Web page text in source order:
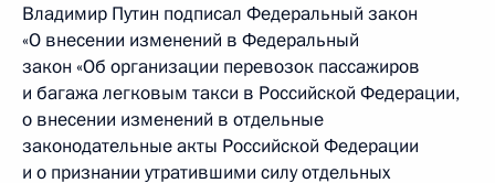
Владимир Путин подписал Федеральный закон
«О внесении изменений в Федеральный
закон «Об организации перевозок пассажиров
и багажа легковым такси в Российской Федерации,
о внесении изменений в отдельные
законодательные акты Российской Федерации
и о признании утратившими силу отдельных